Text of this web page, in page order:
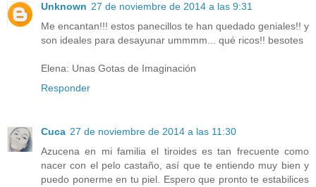
Unknown 27 de noviembre de 2014 a las 9:31
Me encantan!!! estos panecillos te han quedado geniales!! y
son ideales para desayunar ummmm... qué ricos!! besotes
Elena: Unas Gotas de Imaginación
Responder
Cuca 27 de noviembre de 2014 a las 11:30
Azucena en mi familia el tiroides es tan frecuente como
nacer con el pelo castaño, así que te entiendo muy bien y
puedo ponerme en tu piel. Espero que pronto te estabilices